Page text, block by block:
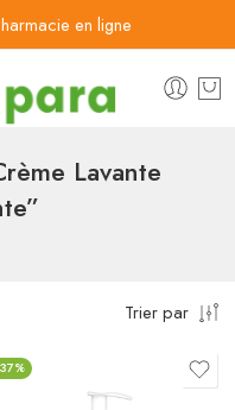
en ligne
Lavante
Trier par